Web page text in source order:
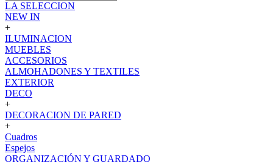
LA SELECCION
NEW IN
+
ILUMINACION
MUEBLES
ACCESORIOS
ALMOHADONES Y TEXTILES
EXTERIOR
DECO
+
DECORACION DE PARED
+
Cuadros
Espejos
ORGANIZACIÓN Y GUARDADO